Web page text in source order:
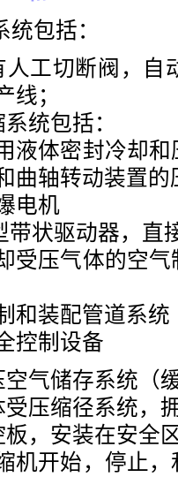
括：
人工切断阀，
线；
系统包括：
液体密封冷却
曲轴转动装置的
电机
带状驱动器，直
受压气体的空
和装配管道系统
控制设备
空气储存系统（
受压缩径系统，
板，安装在安全
机开始，停止